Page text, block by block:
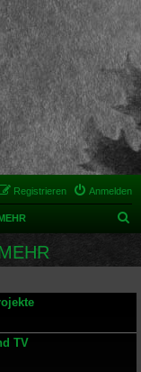
Anmelden
Registrieren
TV